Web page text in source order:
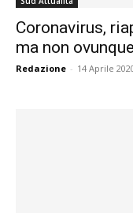
Coronavirus,
ma non
Redazione - 14 Aprile